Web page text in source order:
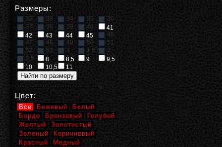
Размеры:
32 33 34 35
36
37
38 39 40
41
42
43 44 45
46
47
48 49 50
51
52
53 1 1,5
2
2,5
8 8,5 9
9,5
10
10,5 11
Цвет:
Все Бежевый
Белый
Бордо
Бронзовый
Голубой
Желтый
Золотистый
Зеленый
Коричневый
Красный
Медный